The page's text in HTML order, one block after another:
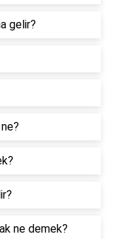
gelir?
ne demek?